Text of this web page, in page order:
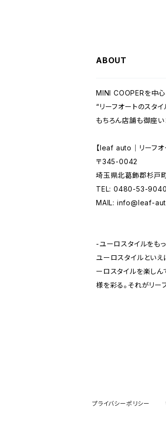
ABOUT
MINI COOPERを中心
“リーフオートのスタ
もちろん店舗も御座い
【leaf auto｜リーフオ
〒345-0042
埼玉県北葛飾郡杉戸
TEL: 0480-53-9040
MAIL: info@leaf-
-ユーロスタイルをも
ユーロスタイルといえ
ーロスタイルを楽しん
様を彩る。それがリー
プライバシーポリシー